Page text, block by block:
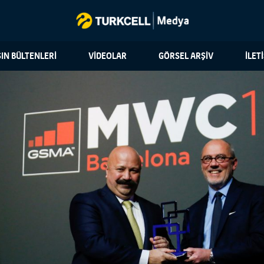
BÜLTENLERİ VİDEOLAR GÖRSEL ARŞİV